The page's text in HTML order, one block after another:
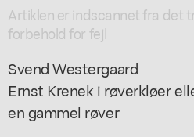
Artiklen er indscannet fra det
forbehold for fejl
Svend Westergaard
Ernst Krenek i røverkløer
en gammel røver